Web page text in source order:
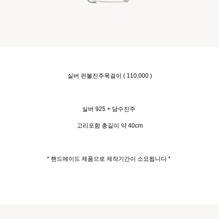
실버 핀볼진주목걸이 ( 110,000 )
실버 925 + 담수진주
고리포함 총길이 약 40cm
* 핸드메이드 제품으로 제작기간이 소요됩니다 *